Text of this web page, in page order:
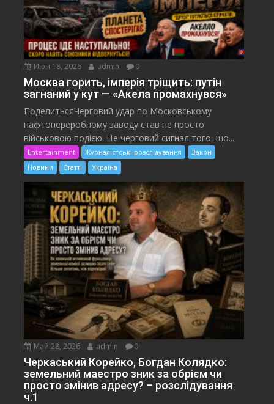
Июн 18, 2026 admin 0
Москва горить, імперія тріщить: путін
загнаний у кут — «Акела промахнувся»
ПоделитьсяЧерговий удар по Московському
нафтопереробному заводу став не просто
військовою подією. Це черговий сигнал того, що...
Entertainment Журналістські розслідування
Закон
Новини
Статті Україна
Май 28, 2026 admin 0
Черкаський Корейко, Богдан Колядко:
земельний маестро зник за обрієм чи
просто змінив адресу? – розслідування
ч.1